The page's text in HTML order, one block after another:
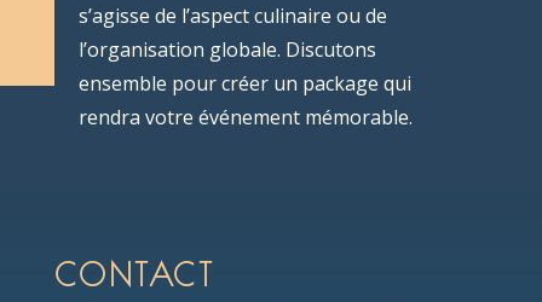
s’agisse de l’aspect culinaire ou de
l’organisation globale. Discutons
ensemble pour créer un package qui
rendra votre événement mémorable.
CONTACT